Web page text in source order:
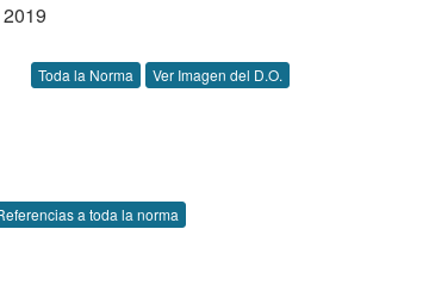
Toda la Norma Ver Imagen del D.O.
a toda la norma